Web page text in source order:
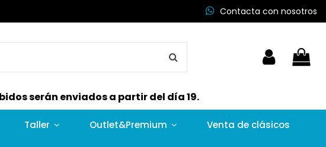
Contacta con nosotros
serán enviados a partir del día 19.
Taller Outlet&Premium Venta de clásicos